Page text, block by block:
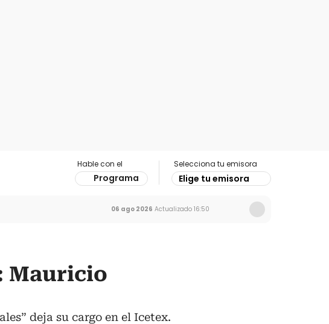
Hable con el
Programa
Selecciona tu emisora
Elige tu emisora
06 ago 2026 Actualizado 16:50
Mauricio
deja su cargo en el Icetex.